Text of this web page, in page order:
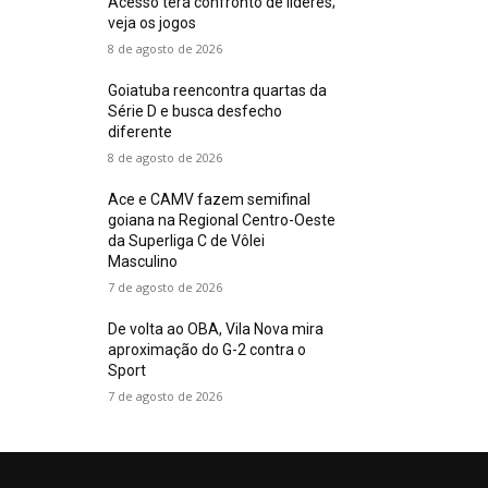
veja os jogos
8 de agosto de 2026
Goiatuba reencontra quartas da
Série D e busca desfecho
diferente
8 de agosto de 2026
Ace e CAMV fazem semifinal
goiana na Regional Centro-Oeste
da Superliga C de Vôlei
Masculino
7 de agosto de 2026
De volta ao OBA, Vila Nova mira
aproximação do G-2 contra o
Sport
7 de agosto de 2026